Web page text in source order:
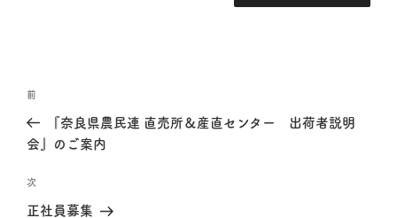
前
『奈良県農民連 直売所＆産直センター 出荷者説明
会』のご案内
次
正社員募集